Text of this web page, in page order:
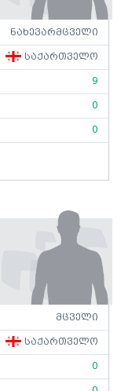
ნახევარმცველი
საქართველო
9
0
0
მცველი
საქართველო
0